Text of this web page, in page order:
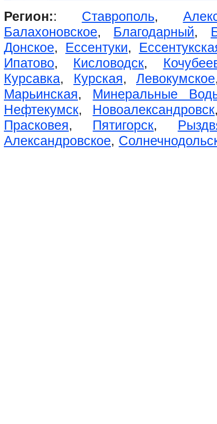
Регион:: Ставрополь,
Балахоновское, Благодарный,
Донское, Ессентуки,
Ипатово, Кисловодск,
Курсавка, Курская, Левокумское
Марьинская, Минеральные
Нефтекумск, Новоалександровск
Прасковея, Пятигорск,
Александровское,